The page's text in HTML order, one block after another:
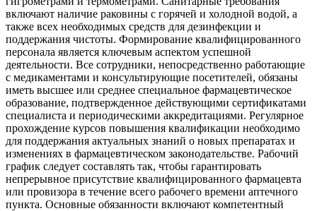
включают наличие раковины с горячей и холодной водой, а
также всех необходимых средств для дезинфекции и
поддержания чистоты. Формирование квалифицированного
персонала является ключевым аспектом успешной
деятельности. Все сотрудники, непосредственно работающие
с медикаментами и консультирующие посетителей, обязаны
иметь высшее или среднее специальное фармацевтическое
образование, подтвержденное действующими сертификатами
специалиста и периодическими аккредитациями. Регулярное
прохождение курсов повышения квалификации необходимо
для поддержания актуальных знаний о новых препаратах и
изменениях в фармацевтическом законодательстве. Рабочий
график следует составлять так, чтобы гарантировать
непрерывное присутствие квалифицированного фармацевта
или провизора в течение всего рабочего времени аптечного
пункта. Основные обязанности включают компетентный